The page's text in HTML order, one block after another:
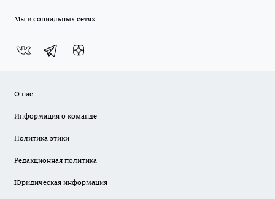
Мы в социальных сетях
О нас
Информация о команде
Политика этики
Редакционная политика
Юридическая информация